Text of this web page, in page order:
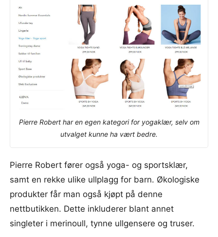
Pierre Robert har en egen kategori for yogaklær, selv om
utvalget kunne ha vært bedre.
Pierre Robert fører også yoga- og sportsklær,
samt en rekke ulike ullplagg for barn. Økologiske
produkter får man også kjøpt på denne
nettbutikken. Dette inkluderer blant annet
singleter i merinoull, tynne ullgensere og truser.